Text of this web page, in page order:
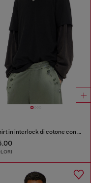
T-shirt in interlock di cotone con ricamo logo